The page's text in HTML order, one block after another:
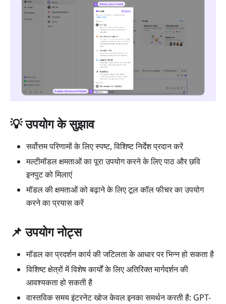
💡 उपयोग के सुझाव
सर्वोत्तम परिणामों के लिए स्पष्ट, विशिष्ट निर्देश प्रदान करें
मल्टीमॉडल क्षमताओं का पूरा उपयोग करने के लिए पाठ और छवि
इनपुट को मिलाएं
मॉडल की क्षमताओं को बढ़ाने के लिए टूल कॉल फीचर का उपयोग
करने का प्रयास करें
📌 उपयोग नोट्स
मॉडल का प्रदर्शन कार्य की जटिलता के आधार पर भिन्न हो सकता है
विशिष्ट क्षेत्रों में विशेष कार्यों के लिए अतिरिक्त मार्गदर्शन की
आवश्यकता हो सकती है
वास्तविक समय इंटरनेट खोज केवल इनका समर्थन करती है: GPT-